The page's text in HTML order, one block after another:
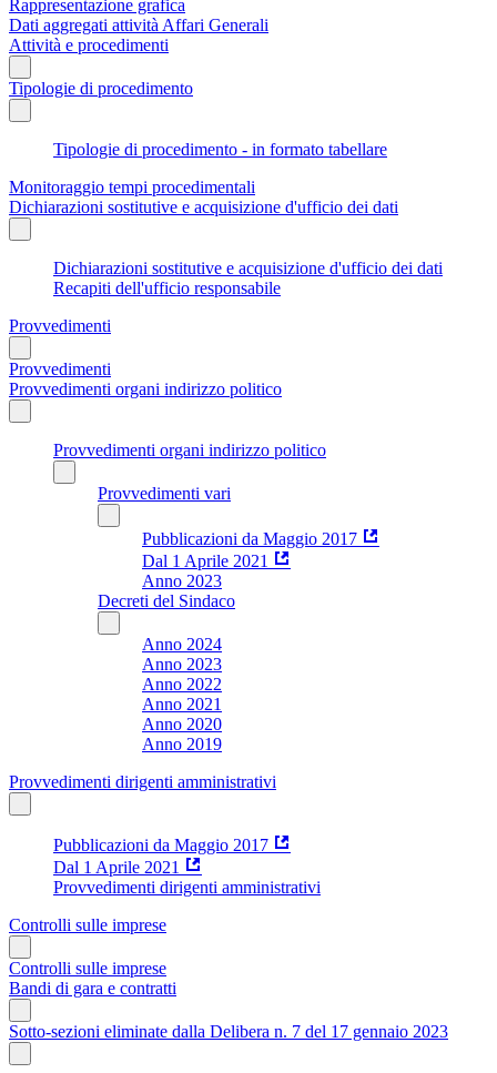
Rappresentazione grafica
Dati aggregati attività Affari Generali
Attività e procedimenti
Tipologie di procedimento
Tipologie di procedimento - in formato tabellare
Monitoraggio tempi procedimentali
Dichiarazioni sostitutive e acquisizione d'ufficio dei dati
Dichiarazioni sostitutive e acquisizione d'ufficio dei dati
Recapiti dell'ufficio responsabile
Provvedimenti
Provvedimenti
Provvedimenti organi indirizzo politico
Provvedimenti organi indirizzo politico
Provvedimenti vari
Pubblicazioni da Maggio 2017
Dal 1 Aprile 2021
Anno 2023
Decreti del Sindaco
Anno 2024
Anno 2023
Anno 2022
Anno 2021
Anno 2020
Anno 2019
Provvedimenti dirigenti amministrativi
Pubblicazioni da Maggio 2017
Dal 1 Aprile 2021
Provvedimenti dirigenti amministrativi
Controlli sulle imprese
Controlli sulle imprese
Bandi di gara e contratti
Sotto-sezioni eliminate dalla Delibera n. 7 del 17 gennaio 2023